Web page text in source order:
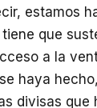
estamos
que
a la
haya
divisas que